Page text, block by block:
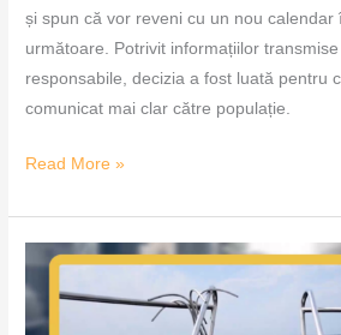
și spun că vor reveni cu un nou calendar
următoare. Potrivit informațiilor
responsabile, decizia a fost luată pentru
comunicat mai clar către populație.
Read More »
Simulatoare
de
navigație